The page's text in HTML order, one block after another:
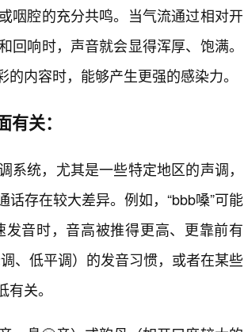
咽腔的充分共鸣。当气流通过相对开
响时，声音就会显得浑厚、饱满。
内容时，能够产生更强的感染力。
关：
统，尤其是一些特定地区的声调，
存在较大差异。例如，“bbb嗓”可能
音时，音高被推得更高、更靠前有
、低平调）的发音习惯，或者在某些
关。